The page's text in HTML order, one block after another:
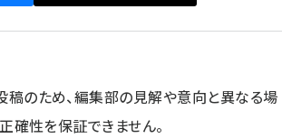
のため、編集部の見解や意向と異なる場
確性を保証できません。